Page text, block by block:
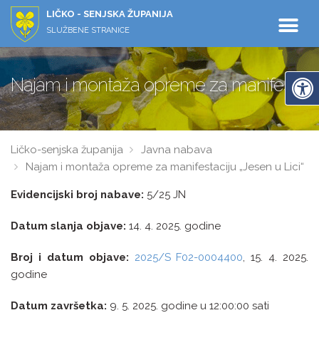
LIČKO - SENJSKA ŽUPANIJA
SLUŽBENE STRANICE
Najam i montaža opreme za
Ličko-senjska županija
Javna nabava
Najam i montaža opreme za manifestaciju „Jesen u Lici“
Evidencijski broj nabave: 5/25 JN
Datum slanja objave: 14. 4. 2025. godine
Broj i datum objave: 2025/S F02-0004400, 15. 4. 2025.
godine
Datum završetka: 9. 5. 2025. godine u 12:00:00 sati